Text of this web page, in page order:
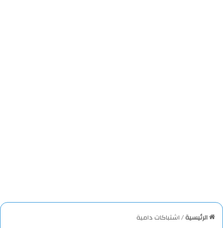
الرئيسية/اشتباكات دامية